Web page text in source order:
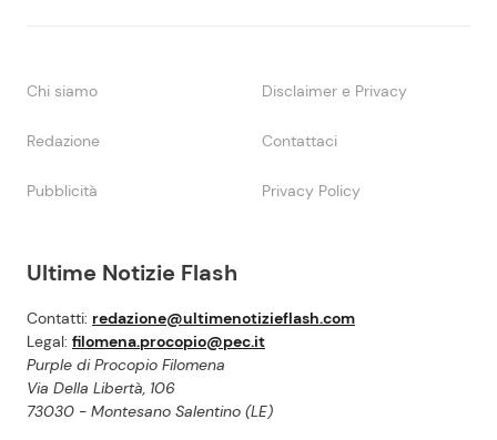
Ultime Notizie Flash
Contatti: redazione@ultimenotizieflash.com
Legal: filomena.procopio@pec.it
Purple di Procopio Filomena
Via Della Libertà, 106
73030 - Montesano Salentino (LE)
Chi siamo Disclaimer e Privacy
Redazione Contattaci
Pubblicità Privacy Policy